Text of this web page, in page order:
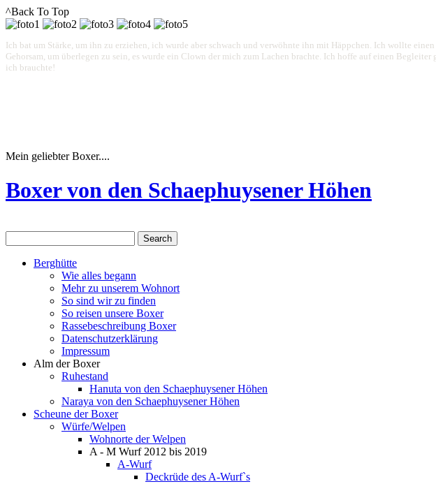
^Back To Top
Ich bat um Stärke, um ihn zu erziehen, ich wurde aber schwach und verwöhnte ihn mit Häppchen. Ich wollte
Gehorsam, um überlegen zu sein, es wurde ein Clown der mich zum Lachen brachte. Ich hoffe auf einen
ich brauchte!
Mein geliebter Boxer....
Boxer von den Schaephuysener Höhen
Berghütte
Wie alles begann
Mehr zu unserem Wohnort
So sind wir zu finden
So reisen unsere Boxer
Rassebeschreibung Boxer
Datenschutzerklärung
Impressum
Alm der Boxer
Ruhestand
Hanuta von den Schaephuysener Höhen
Naraya von den Schaephuysener Höhen
Scheune der Boxer
Würfe/Welpen
Wohnorte der Welpen
A - M Wurf 2012 bis 2019
A-Wurf
Deckrüde des A-Wurf`s